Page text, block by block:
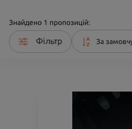
Знайдено 1 пропозицій:
Фільтр